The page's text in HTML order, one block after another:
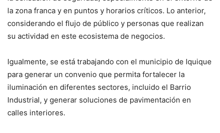
la zona franca y en puntos y horarios críticos. Lo anterior,
considerando el flujo de público y personas que realizan
su actividad en este ecosistema de negocios.
Igualmente, se está trabajando con el municipio de Iquique
para generar un convenio que permita fortalecer la
iluminación en diferentes sectores, incluido el Barrio
Industrial, y generar soluciones de pavimentación en
calles interiores.